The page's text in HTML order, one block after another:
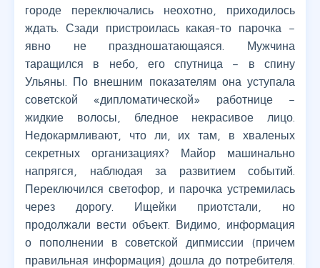
городе переключались неохотно, приходилось
ждать. Сзади пристроилась какая-то парочка –
явно не праздношатающаяся. Мужчина
таращился в небо, его спутница – в спину
Ульяны. По внешним показателям она уступала
советской «дипломатической» работнице –
жидкие волосы, бледное некрасивое лицо.
Недокармливают, что ли, их там, в хваленых
секретных организациях? Майор машинально
напрягся, наблюдая за развитием событий.
Переключился светофор, и парочка устремилась
через дорогу. Ищейки приотстали, но
продолжали вести объект. Видимо, информация
о пополнении в советской дипмиссии (причем
правильная информация) дошла до потребителя.